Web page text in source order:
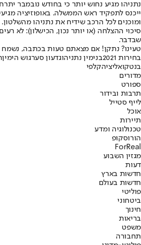
נתניהו מגיע נחוש יותר כי בחודש נובמבר
ייכנס לתפקיד ראש הממשלה. באופוזיציה
ומוכנים לכל הרכב שידיח את נתניהו מהשלטון.
סיכוי ההצלחה (או יותר נכון, הכישלון): לא
שבדבר.
טעינו? נתקן! אם מצאתם טעות בכתבה,
בחירות 2021
בנימין נתניהוגדעון סערגוש הימין
בנטקואליציהקלפי
מדורים
ספורט
תרבות ובידור
לייף סטייל
אוכל
תיירות
טכנולוגיה ומדע
הורוסקופ
ForReal
מגזין השבוע
דעות
חדשות בארץ
חדשות בעולם
פוליטי
ביטחוני
חינוך
בריאות
משפט
תחבורה